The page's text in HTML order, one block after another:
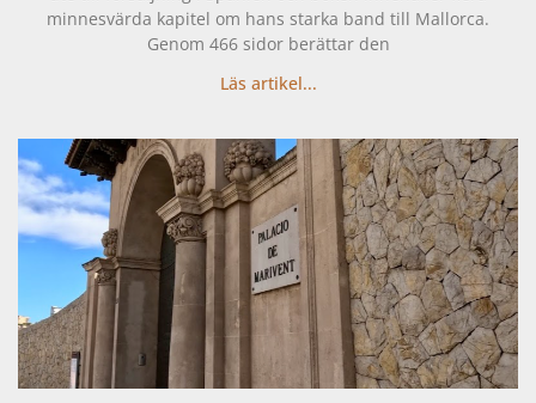
minnesvärda kapitel om hans starka band till Mallorca.
Genom 466 sidor berättar den
Läs artikel...